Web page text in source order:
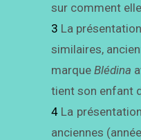
sur comment
3 La
similaires,
marque Blédina
tient son enfant
4 La
anciennes